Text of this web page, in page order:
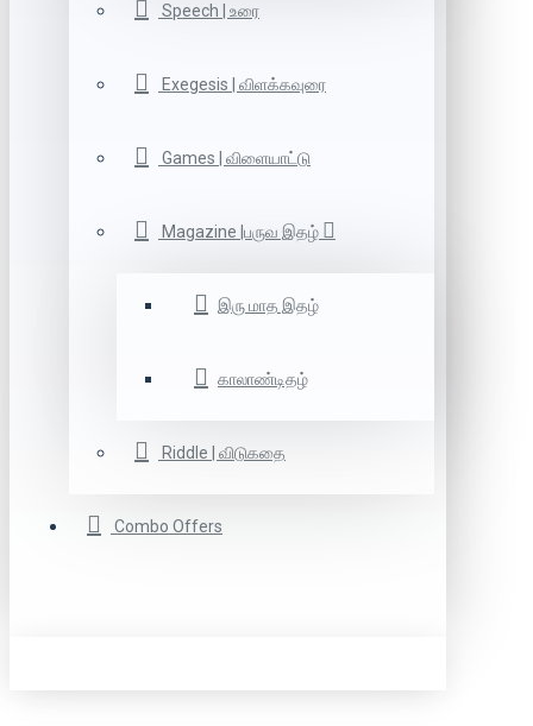
Speech | உரை
Exegesis | விளக்கவுரை
Games | விளையாட்டு
Magazine |பருவ இதழ்
இரு மாத இதழ்
காலாண்டிதழ்
Riddle | விடுகதை
Combo Offers